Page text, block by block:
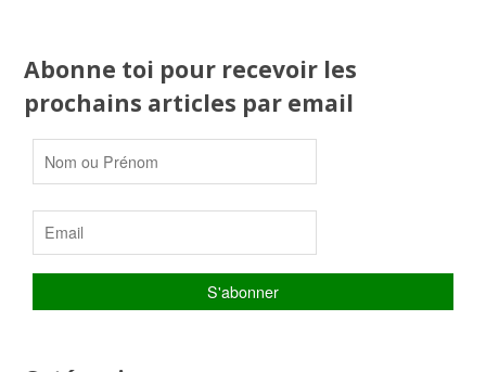
Abonne toi pour recevoir les
prochains articles par email